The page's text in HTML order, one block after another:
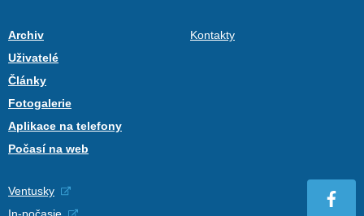
Archiv
Uživatelé
Články
Fotogalerie
Aplikace na telefony
Počasí na web
Kontakty
Ventusky